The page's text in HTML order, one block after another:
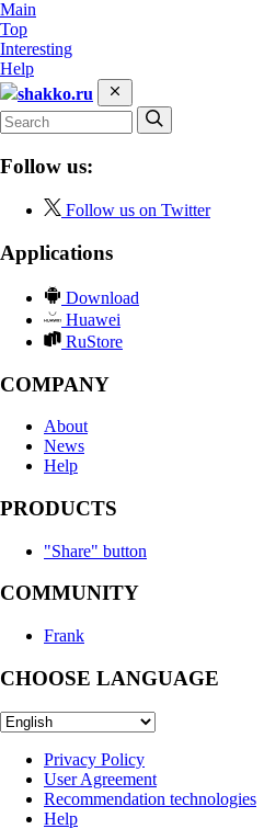
Main
Top
Interesting
Help
shakko.ru
Follow us:
Follow us on Twitter
Applications
Download
Huawei
RuStore
COMPANY
About
News
Help
PRODUCTS
"Share" button
COMMUNITY
Frank
CHOOSE LANGUAGE
Privacy Policy
User Agreement
Recommendation technologies
Help